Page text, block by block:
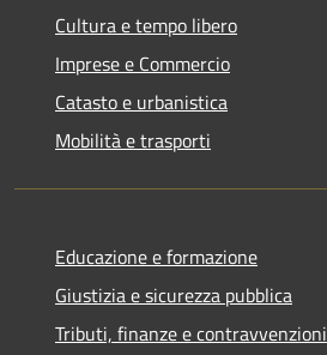
Cultura e tempo libero
Imprese e Commercio
Catasto e urbanistica
Mobilità e trasporti
Educazione e formazione
Giustizia e sicurezza pubblica
Tributi, finanze e contravvenzioni